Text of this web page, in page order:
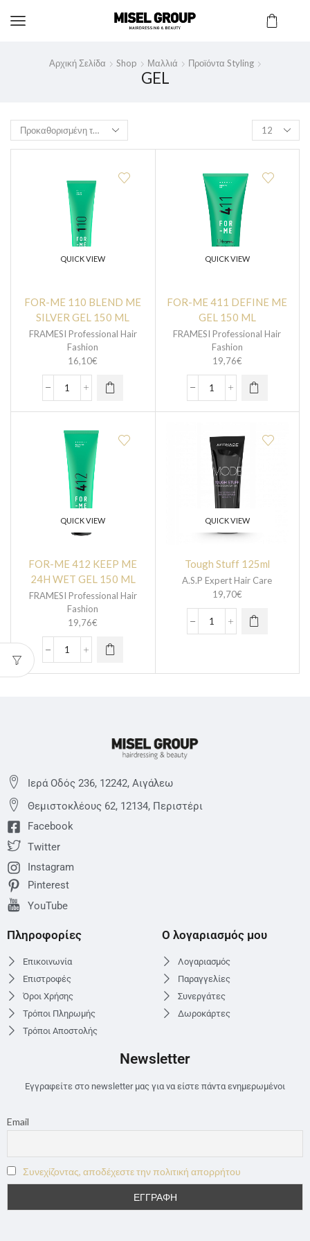
Αρχική Σελίδα Shop Μαλλιά Προϊόντα Styling
GEL
QUICK VIEW
FOR-ME 110 BLEND ME
SILVER GEL 150 ML
FRAMESI Professional Hair
Fashion
16,10€
QUICK VIEW
FOR-ME 411 DEFINE ME
GEL 150 ML
FRAMESI Professional Hair
Fashion
19,76€
QUICK VIEW
FOR-ME 412 KEEP ME
24H WET GEL 150 ML
FRAMESI Professional Hair
Fashion
19,76€
QUICK VIEW
Tough Stuff 125ml
A.S.P Expert Hair Care
19,70€
Ιερά Οδός 236, 12242, Αιγάλεω
Θεμιστoκλέους 62, 12134, Περιστέρι
Facebook
Twitter
Instagram
Pinterest
YouTube
Πληροφορίες
Επικοινωνία
Επιστροφές
Όροι Χρήσης
Τρόποι Πληρωμής
Τρόποι Αποστολής
Ο λογαριασμός μου
Λογαριασμός
Παραγγελίες
Συνεργάτες
Δωροκάρτες
Newsletter
Εγγραφείτε στο newsletter μας για να είστε πάντα ενημερωμένοι
Email
Συνεχίζοντας, αποδέχεστε την πολιτική απορρήτου